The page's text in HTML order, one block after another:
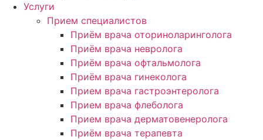
Услуги
Прием специалистов
Приём врача оториноларинголога
Приём врача невролога
Приём врача офтальмолога
Приём врача гинеколога
Прием врача гастроэнтеролога
Прием врача флеболога
Прием врача дерматовенеролога
Приём врача терапевта